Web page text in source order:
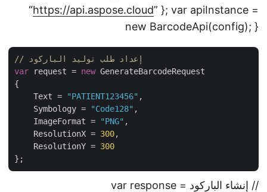
“https://api.aspose.cloud ” }; var apiInstance =
new BarcodeApi(config); }
// إعداد طلب توليد الباركود
var request = new GenerateBarcodeRequest
    Text =
"PATIENT123456"
    Symbology =
"Code128"
    ImageFormat =
"PNG"
    ResolutionX =
300
    ResolutionY =
300
// إنشاء الباركود var response =